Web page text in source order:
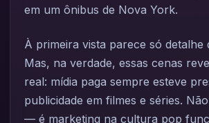
em um ônibus de Nova York.
À primeira vista parece só detalhe
Mas, na verdade, essas cenas
real: mídia paga sempre esteve
publicidade em filmes e séries.
— é marketing na cultura pop